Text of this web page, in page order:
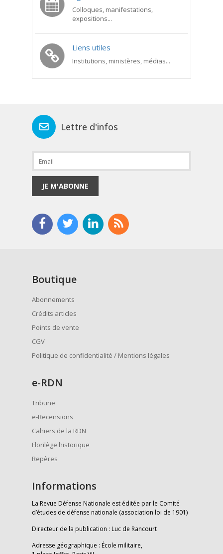
Colloques, manifestations,
expositions...
Liens utiles
Institutions, ministères, médias...
Lettre d'infos
JE M'ABONNE
Boutique
Abonnements
Crédits articles
Points de vente
CGV
Politique de confidentialité / Mentions légales
e-RDN
Tribune
e-Recensions
Cahiers de la RDN
Florilège historique
Repères
Informations
La Revue Défense Nationale est éditée par le Comité
d’études de défense nationale (association loi de 1901)
Directeur de la publication : Luc de Rancourt
Adresse géographique : École militaire,